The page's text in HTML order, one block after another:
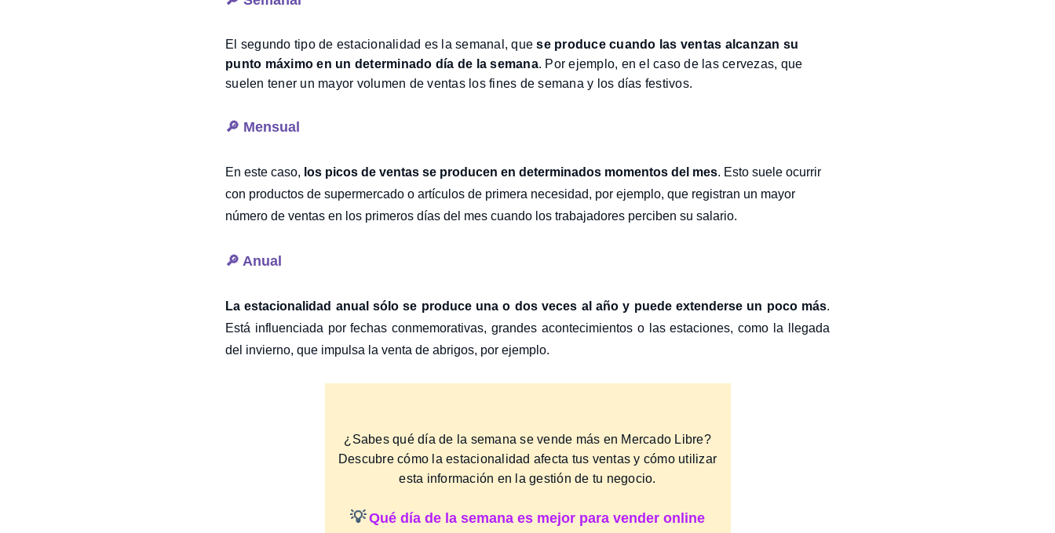
El segundo tipo de estacionalidad es la semanal, quese produce cuando las ventas alcanzan su
punto máximo en un determinado día de la semana. Por ejemplo, en el caso de las cervezas, que
suelen tener un mayor volumen de ventas los fines de semana y los días festivos.
🔎 Mensual
En este caso, los picos de ventas se producen en determinados momentos del mes. Esto suele ocurrir
con productos de supermercado o artículos de primera necesidad, por ejemplo, que registran un mayor
número de ventas en los primeros días del mes cuando los trabajadores perciben su salario.
🔎 Anual
La estacionalidad anual sólo se produce una o dos veces al año y puede extenderse un poco más.
Está influenciada por fechas conmemorativas, grandes acontecimientos o las estaciones, como la llegada
del invierno, que impulsa la venta de abrigos, por ejemplo.
¿Sabes qué día de la semana se vende más en Mercado Libre?
Descubre cómo la estacionalidad afecta tus ventas y cómo utilizar
esta información en la gestión de tu negocio.
💡 Qué día de la semana es mejor para vender online